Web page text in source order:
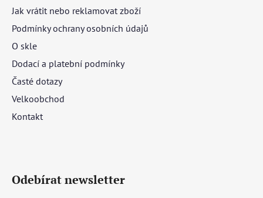
Jak vrátit nebo reklamovat zboží
Podmínky ochrany osobních údajů
O skle
Dodací a platební podmínky
Časté dotazy
Velkoobchod
Kontakt
Odebírat newsletter